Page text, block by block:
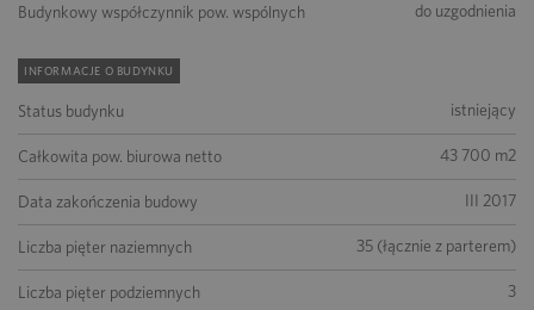
Budynkowy współczynnik pow. wspólnych do uzgodnienia
INFORMACJE O BUDYNKU
Status budynku istniejący
Całkowita pow. biurowa netto 43 700 m2
Data zakończenia budowy III 2017
Liczba pięter naziemnych 35 (łącznie z parterem)
Liczba pięter podziemnych 3